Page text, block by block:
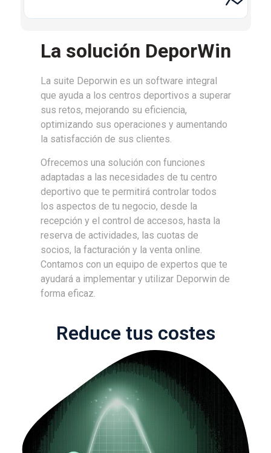
La solución DeporWin
La suite Deporwin es un software integral
que ayuda a los centros deportivos a superar
sus retos, mejorando su eficiencia,
optimizando sus operaciones y aumentando
la satisfacción de sus clientes.
Ofrecemos una solución con funciones
adaptadas a las necesidades de tu centro
deportivo que te permitirá controlar todos
los aspectos de tu negocio, desde la
recepción y el control de accesos, hasta la
reserva de actividades, las cuotas de
socios, la facturación y la venta online.
Contamos con un equipo de expertos que te
ayudará a implementar y utilizar Deporwin de
forma eficaz.
Reduce tus costes